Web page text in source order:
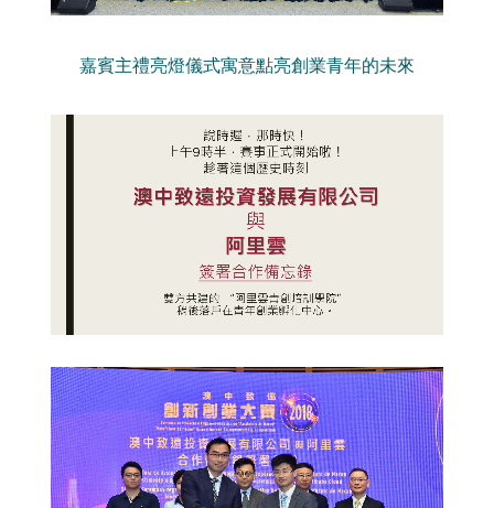
嘉賓主禮亮燈儀式寓意點亮創業青年的未來